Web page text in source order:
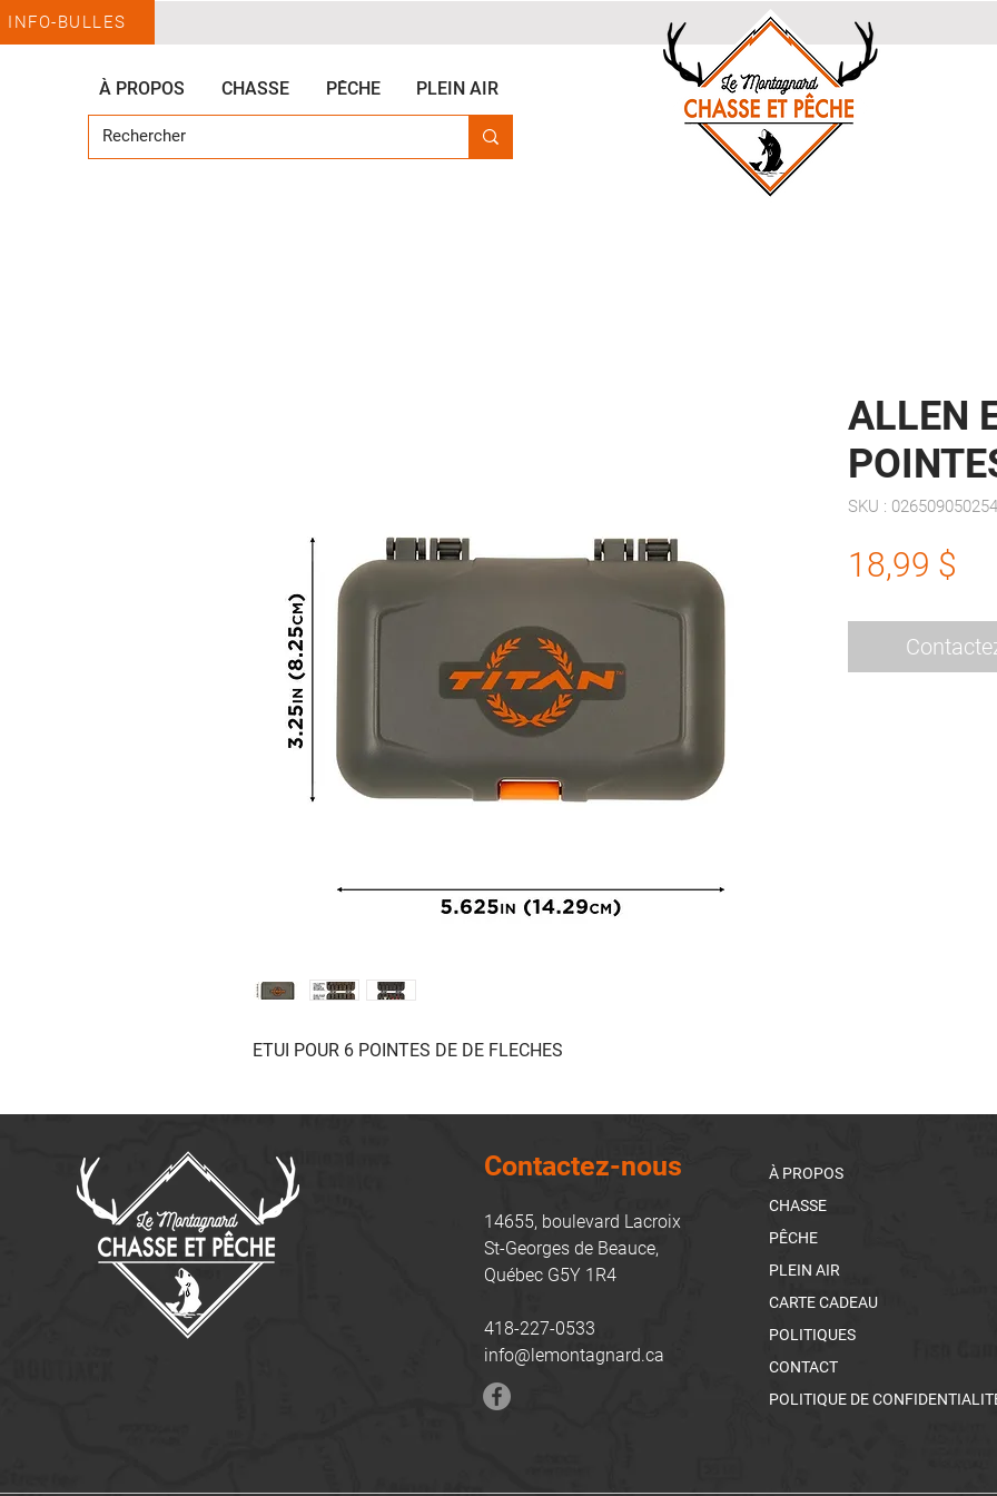
INFO-BULLES
À PROPOS CHASSE PÊCHE PLEIN AIR
ETUI POUR 6 POINTES DE DE FLECHES
ALLEN
SKU : 026509050254
18,99 $
Contactez-nous
14655, boulevard Lacroix
St-Georges de Beauce,
Québec G5Y 1R4
418-227-0533
info@lemontagnard.ca
À PROPOS
CHASSE
PÊCHE
PLEIN AIR
CARTE CADEAU
POLITIQUES
CONTACT
POLITIQUE DE